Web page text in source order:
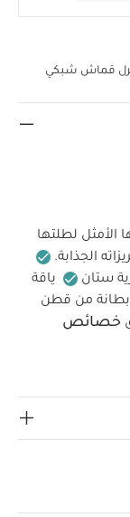
قماش شبكي
الأمثل لطلتها
الجذابة.
ستان
ياقة
من قطن
خصائص
تعليمات
لا